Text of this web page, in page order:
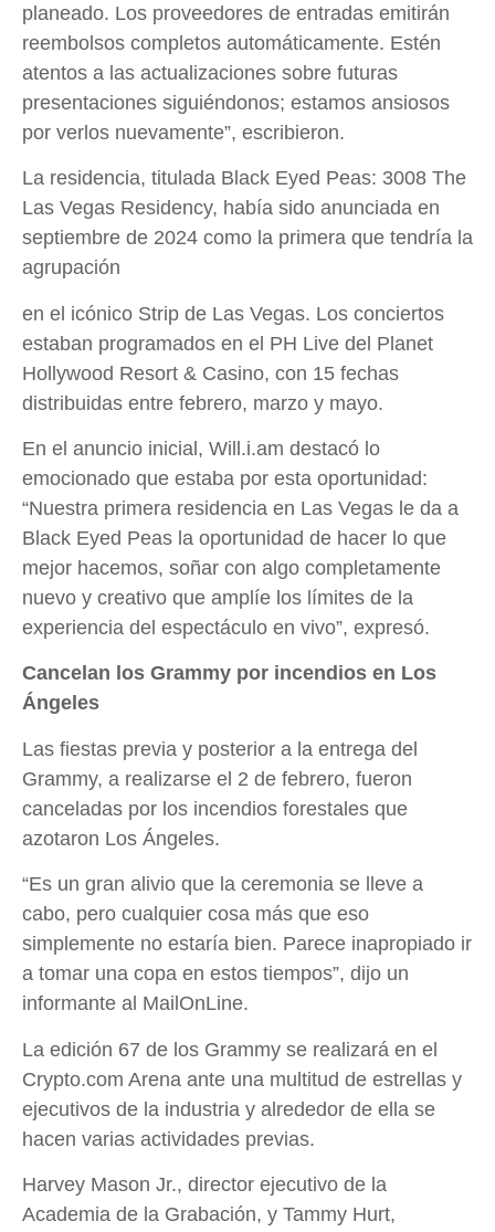
planeado. Los proveedores de entradas emitirán
reembolsos completos automáticamente. Estén
atentos a las actualizaciones sobre futuras
presentaciones siguiéndonos; estamos ansiosos
por verlos nuevamente”, escribieron.
La residencia, titulada Black Eyed Peas: 3008 The
Las Vegas Residency, había sido anunciada en
septiembre de 2024 como la primera que tendría la
agrupación
en el icónico Strip de Las Vegas. Los conciertos
estaban programados en el PH Live del Planet
Hollywood Resort & Casino, con 15 fechas
distribuidas entre febrero, marzo y mayo.
En el anuncio inicial, Will.i.am destacó lo
emocionado que estaba por esta oportunidad:
“Nuestra primera residencia en Las Vegas le da a
Black Eyed Peas la oportunidad de hacer lo que
mejor hacemos, soñar con algo completamente
nuevo y creativo que amplíe los límites de la
experiencia del espectáculo en vivo”, expresó.
Cancelan los Grammy por incendios en Los
Ángeles
Las fiestas previa y posterior a la entrega del
Grammy, a realizarse el 2 de febrero, fueron
canceladas por los incendios forestales que
azotaron Los Ángeles.
“Es un gran alivio que la ceremonia se lleve a
cabo, pero cualquier cosa más que eso
simplemente no estaría bien. Parece inapropiado ir
a tomar una copa en estos tiempos”, dijo un
informante al MailOnLine.
La edición 67 de los Grammy se realizará en el
Crypto.com Arena ante una multitud de estrellas y
ejecutivos de la industria y alrededor de ella se
hacen varias actividades previas.
Harvey Mason Jr., director ejecutivo de la
Academia de la Grabación, y Tammy Hurt,